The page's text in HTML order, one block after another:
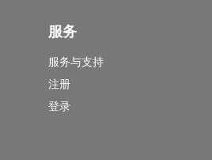
服务
服务与支持
注册
登录